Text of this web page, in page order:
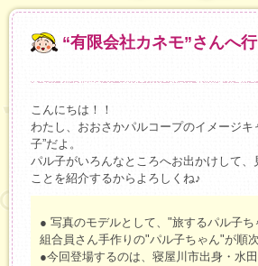
“有限会社カネモ”さんへ
こんにちは！！
わたし、おおさかパルコープのイメージキ
子”だよ。
パル子がいろんなところへお出かけして、
ことを紹介するからよろしくね♪
● 写真のモデルとして、"旅するパル子ち
組合員さん手作りの"パル子ちゃん"が順
●今回登場するのは、寝屋川市出身・水